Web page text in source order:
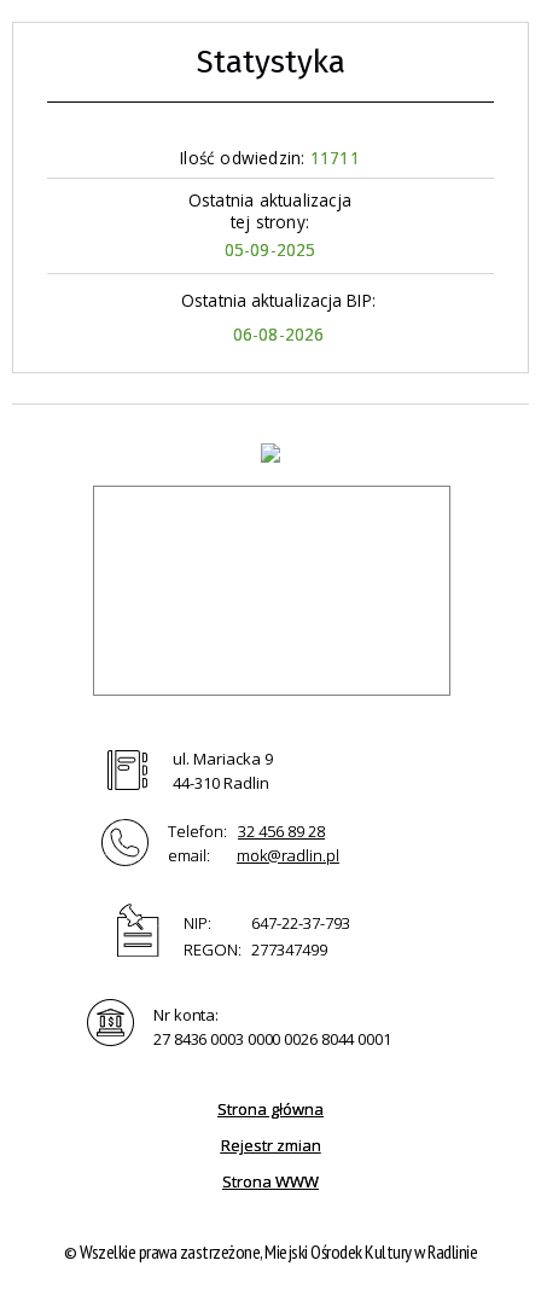
Statystyka
Ilość odwiedzin: 11711
Ostatnia aktualizacja
tej strony:
05-09-2025
Ostatnia aktualizacja BIP:
06-08-2026
ul. Mariacka 9
44-310 Radlin
Telefon: 32 456 89 28
email:
mok@radlin.pl
NIP:
647-22-37-793
REGON: 277347499
Nr konta:
27 8436 0003 0000 0026 8044 0001
Strona główna
Rejestr zmian
Strona WWW
© Wszelkie prawa zastrzeżone, Miejski Ośrodek Kultury w Radlinie